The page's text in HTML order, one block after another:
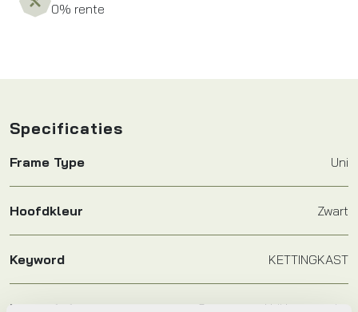
0% rente
Specificaties
Frame Type Uni
Hoofdkleur Zwart
Keyword KETTINGKAST
Leverstatus Op voorraad bij leverancier